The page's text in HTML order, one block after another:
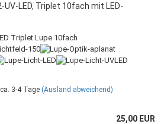
UV-LED, Triplet 10fach mit LED-
Triplet Lupe 10fach
ca. 3-4 Tage (Ausland abweichend)
25,00 EUR